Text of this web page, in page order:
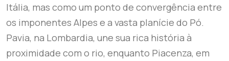
Itália, mas como um ponto de convergência entre
os imponentes Alpes e a vasta planície do Pó.
Pavia, na Lombardia, une sua rica história à
proximidade com o rio, enquanto Piacenza, em